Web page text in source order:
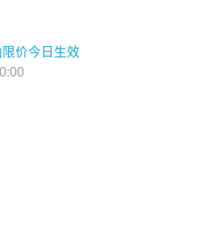
价今日生效